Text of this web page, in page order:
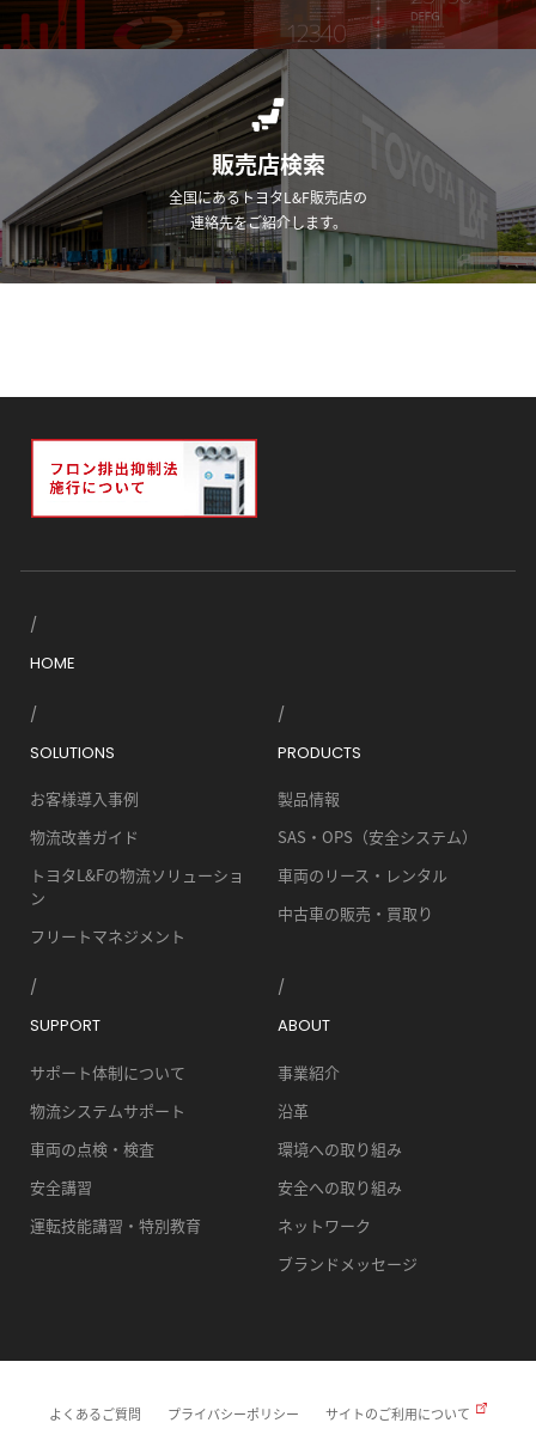
販売店検索
全国にあるトヨタL&F販売店の
連絡先をご紹介します。
HOME
SOLUTIONS
お客様導入事例
物流改善ガイド
トヨタL&Fの物流ソリューショ
ン
フリートマネジメント
PRODUCTS
製品情報
SAS・OPS（安全システム）
車両のリース・レンタル
中古車の販売・買取り
SUPPORT
サポート体制について
物流システムサポート
車両の点検・検査
安全講習
運転技能講習・特別教育
ABOUT
事業紹介
沿革
環境への取り組み
安全への取り組み
ネットワーク
ブランドメッセージ
よくあるご質問 プライバシーポリシー サイトのご利用について